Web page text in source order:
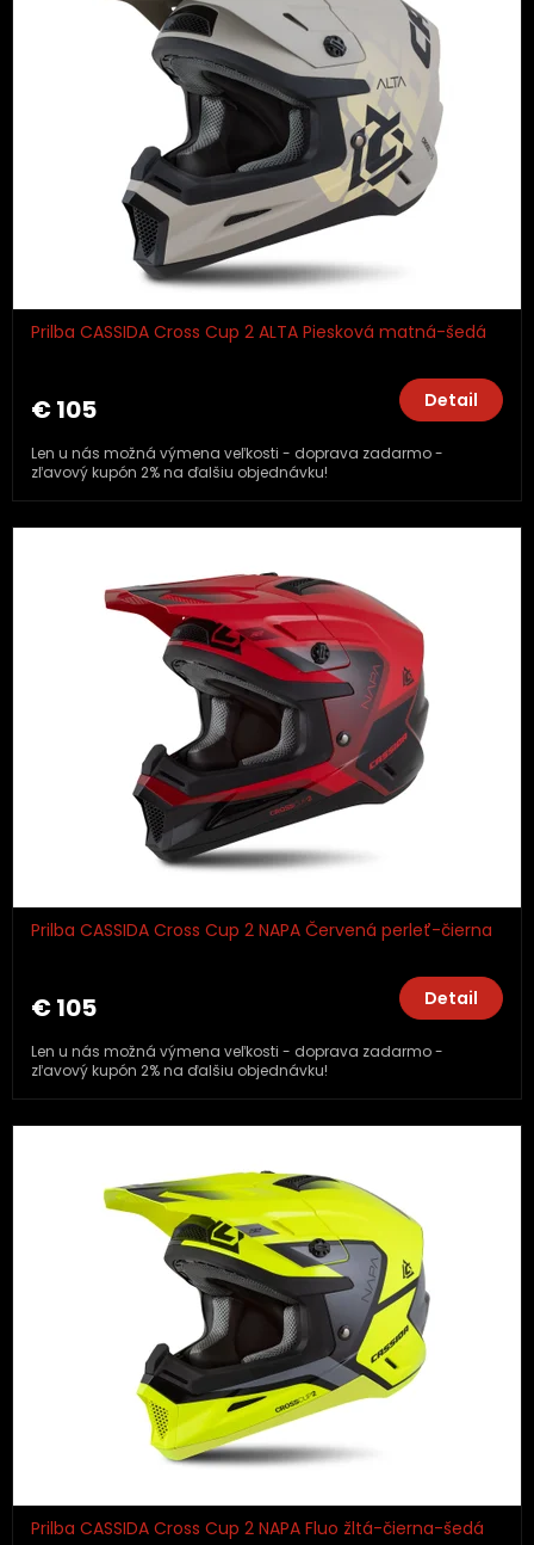
Prilba CASSIDA Cross Cup 2 ALTA Piesková matná-šedá
€ 105 Detail
Len u nás možná výmena veľkosti - doprava zadarmo -
zľavový kupón 2% na ďalšiu objednávku!
Prilba CASSIDA Cross Cup 2 NAPA Červená perleť-čierna
€ 105 Detail
Len u nás možná výmena veľkosti - doprava zadarmo -
zľavový kupón 2% na ďalšiu objednávku!
Prilba CASSIDA Cross Cup 2 NAPA Fluo žltá-čierna-šedá